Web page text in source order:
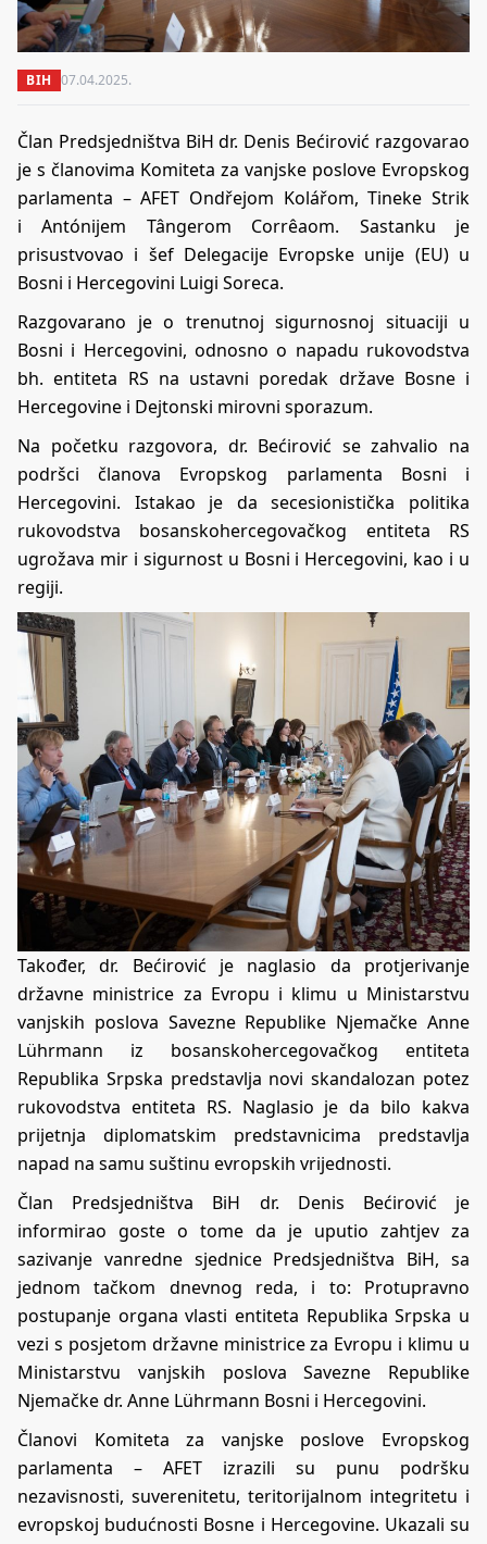
BIH 07.04.2025.
Član Predsjedništva BiH dr. Denis Bećirović razgovarao
je s članovima Komiteta za vanjske poslove Evropskog
parlamenta – AFET Ondřejom Kolářom, Tineke Strik
i Antónijem Tângerom Corrêaom. Sastanku je
prisustvovao i šef Delegacije Evropske unije (EU) u
Bosni i Hercegovini Luigi Soreca.
Razgovarano je o trenutnoj sigurnosnoj situaciji u
Bosni i Hercegovini, odnosno o napadu rukovodstva
bh. entiteta RS na ustavni poredak države Bosne i
Hercegovine i Dejtonski mirovni sporazum.
Na početku razgovora, dr. Bećirović se zahvalio na
podršci članova Evropskog parlamenta Bosni i
Hercegovini. Istakao je da secesionistička politika
rukovodstva bosanskohercegovačkog entiteta RS
ugrožava mir i sigurnost u Bosni i Hercegovini, kao i u
regiji.
Također, dr. Bećirović je naglasio da protjerivanje
državne ministrice za Evropu i klimu u Ministarstvu
vanjskih poslova Savezne Republike Njemačke Anne
Lührmann iz bosanskohercegovačkog entiteta
Republika Srpska predstavlja novi skandalozan potez
rukovodstva entiteta RS. Naglasio je da bilo kakva
prijetnja diplomatskim predstavnicima predstavlja
napad na samu suštinu evropskih vrijednosti.
Član Predsjedništva BiH dr. Denis Bećirović je
informirao goste o tome da je uputio zahtjev za
sazivanje vanredne sjednice Predsjedništva BiH, sa
jednom tačkom dnevnog reda, i to: Protupravno
postupanje organa vlasti entiteta Republika Srpska u
vezi s posjetom državne ministrice za Evropu i klimu u
Ministarstvu vanjskih poslova Savezne Republike
Njemačke dr. Anne Lührmann Bosni i Hercegovini.
Članovi Komiteta za vanjske poslove Evropskog
parlamenta – AFET izrazili su punu podršku
nezavisnosti, suverenitetu, teritorijalnom integritetu i
evropskoj budućnosti Bosne i Hercegovine. Ukazali su